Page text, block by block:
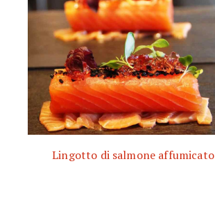
Lingotto di salmone affumicato